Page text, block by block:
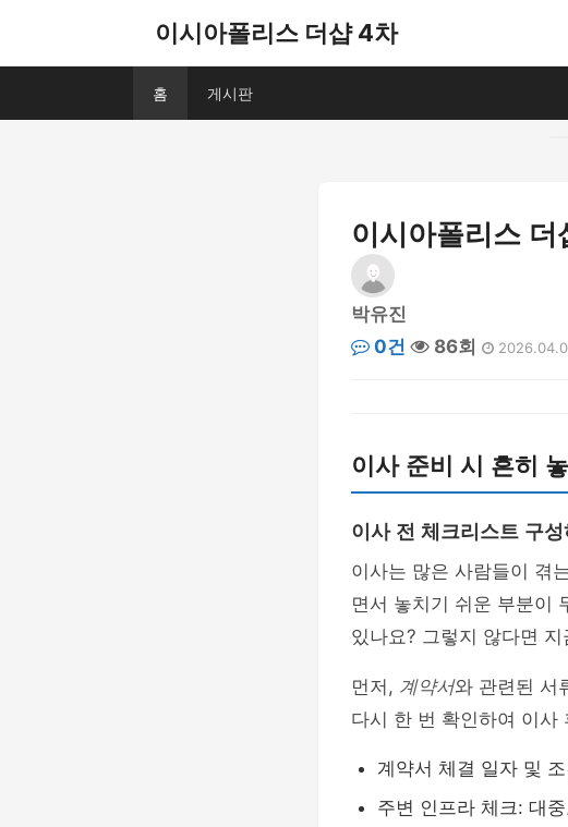
이시아폴리스 더샵 4차
홈 게시판
이시아폴리스
박유진
0건
86회
이사 준비 시 흔히
이사 전 체크리스트 구성
이사는 많은 사람들이 겪
면서 놓치기 쉬운 부분이
있나요? 그렇지 않다면
먼저, 계약서와 관련된 서
다시 한 번 확인하여 이사
계약서 체결 일자 및
주변 인프라 체크: 대